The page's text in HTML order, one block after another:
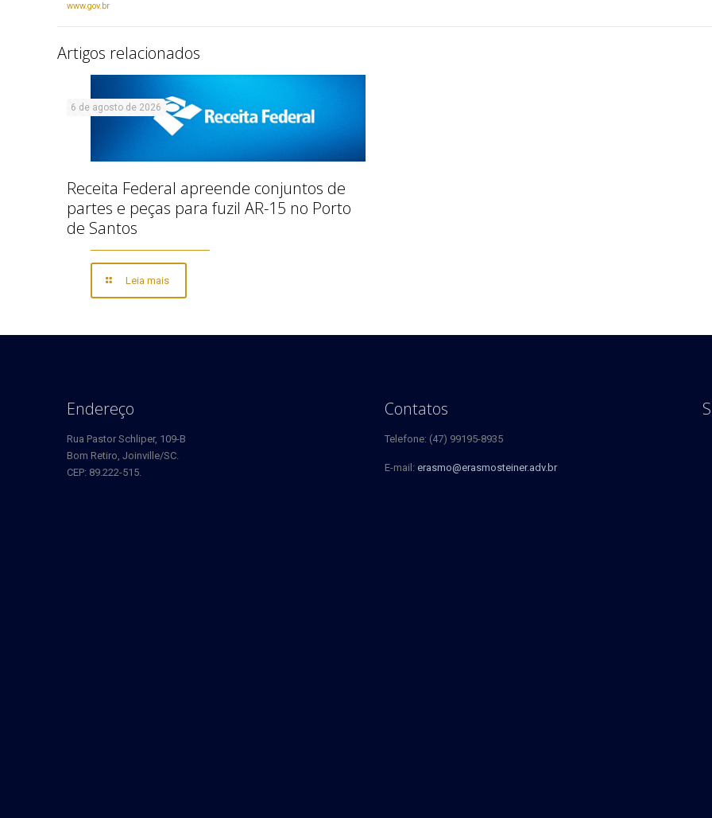
www.gov.br
Artigos relacionados
6 de agosto de 2026
Receita Federal apreende conjuntos de
partes e peças para fuzil AR-15 no Porto
de Santos
Leia mais
Endereço
Rua Pastor Schliper, 109-B
Bom Retiro, Joinville/SC.
CEP: 89.222-515.
Contatos
Telefone: (47) 99195-8935
E-mail: erasmo@erasmosteiner.adv.br